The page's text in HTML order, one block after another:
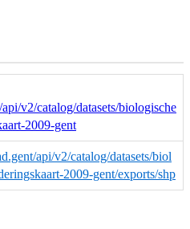
api/v2/catalog/datasets/biologische
2009-gent
api/v2/catalog/datasets/biol
2009-gent/exports/shp